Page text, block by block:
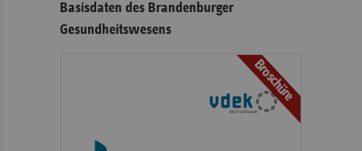
Basisdaten des Brandenburger
Gesundheitswesens
Broschüre